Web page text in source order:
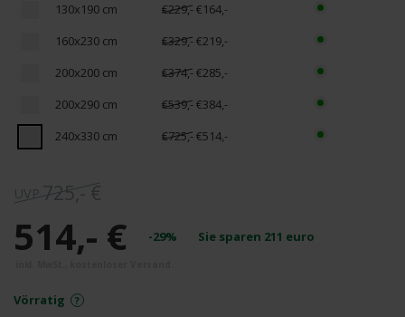
130x190 cm
€229,-€164,-
160x230 cm
€329,-€219,-
200x200 cm
€374,-€285,-
200x290 cm
€539,-€384,-
240x330 cm
€725,-€514,-
725,- €
514,- € -29% Sie sparen 211 euro
Vörratig